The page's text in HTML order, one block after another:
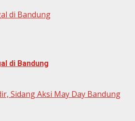
di Bandung
di Bandung
Sidang Aksi May Day Bandung